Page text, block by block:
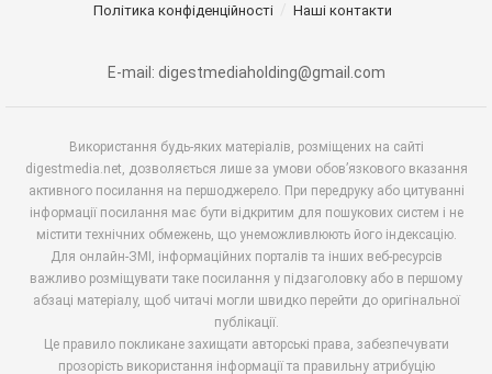
Політика конфіденційності
Наші контакти
E-mail: digestmediaholding@gmail.com
Використання будь-яких матеріалів, розміщених на сайті
digestmedia.net, дозволяється лише за умови обов’язкового вказання
активного посилання на першоджерело. При передруку або цитуванні
інформації посилання має бути відкритим для пошукових систем і не
містити технічних обмежень, що унеможливлюють його індексацію.
Для онлайн-ЗМІ, інформаційних порталів та інших веб-ресурсів
важливо розміщувати таке посилання у підзаголовку або в першому
абзаці матеріалу, щоб читачі могли швидко перейти до оригінальної
публікації.
Це правило покликане захищати авторські права, забезпечувати
прозорість використання інформації та правильну атрибуцію